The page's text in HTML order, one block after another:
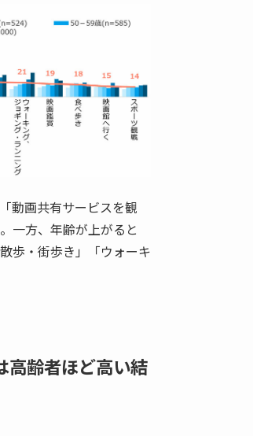
動画共有サービスを観
一方、年齢が上がると
歩・街歩き」「ウォーキ
高齢者ほど高い結